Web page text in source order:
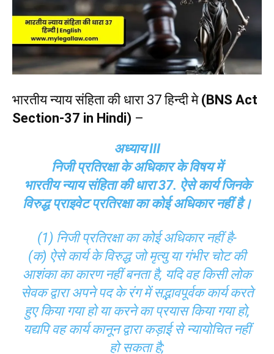
भारतीय न्याय संहिता की धारा 37 हिन्दी मे (BNS Act
Section-37 in Hindi) –
अध्याय III
निजी प्रतिरक्षा के अधिकार के विषय में
भारतीय न्याय संहिता की धारा 37. ऐसे कार्य जिनके
विरुद्ध प्राइवेट प्रतिरक्षा का कोई अधिकार नहीं है।
(1) निजी प्रतिरक्षा का कोई अधिकार नहीं है-
(क) ऐसे कार्य के विरुद्ध जो मृत्यु या गंभीर चोट की
आशंका का कारण नहीं बनता है, यदि वह किसी लोक
सेवक द्वारा अपने पद के रंग में सद्भावपूर्वक कार्य करते
हुए किया गया हो या करने का प्रयास किया गया हो,
यद्यपि वह कार्य कानून द्वारा कड़ाई से न्यायोचित नहीं
हो सकता है;